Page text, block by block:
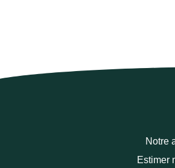
Notre
Estimer